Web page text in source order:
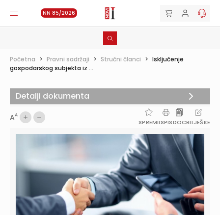
NN 85/2026
Početna > Pravni sadržaji > Stručni članci > Isključenje
gospodarskog subjekta iz ...
AA
SPREMIISPISDOCBILJEŠKE
Detalji dokumenta